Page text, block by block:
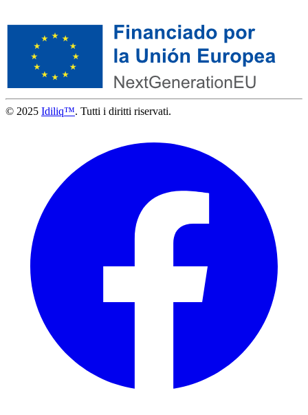
© 2025 Idiliq™. Tutti i diritti riservati.